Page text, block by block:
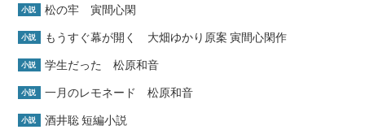
小説 松の牢 寅間心閑
小説 もうすぐ幕が開く 大畑ゆかり原案 寅間心閑作
小説 学生だった 松原和音
小説 一月のレモネード 松原和音
小説 酒井聡 短編小説